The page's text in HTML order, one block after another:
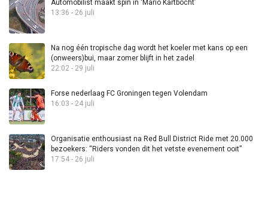
Automobilist maakt spin in ‘Mario Kartbocht’
13:36 - 26 juli
Na nog één tropische dag wordt het koeler met kans op een
(onweers)bui, maar zomer blijft in het zadel
22:02 - 29 juli
Forse nederlaag FC Groningen tegen Volendam
16:03 - 24 juli
Organisatie enthousiast na Red Bull District Ride met 20.000
bezoekers: “Riders vonden dit het vetste evenement ooit”
17:54 - 26 juli